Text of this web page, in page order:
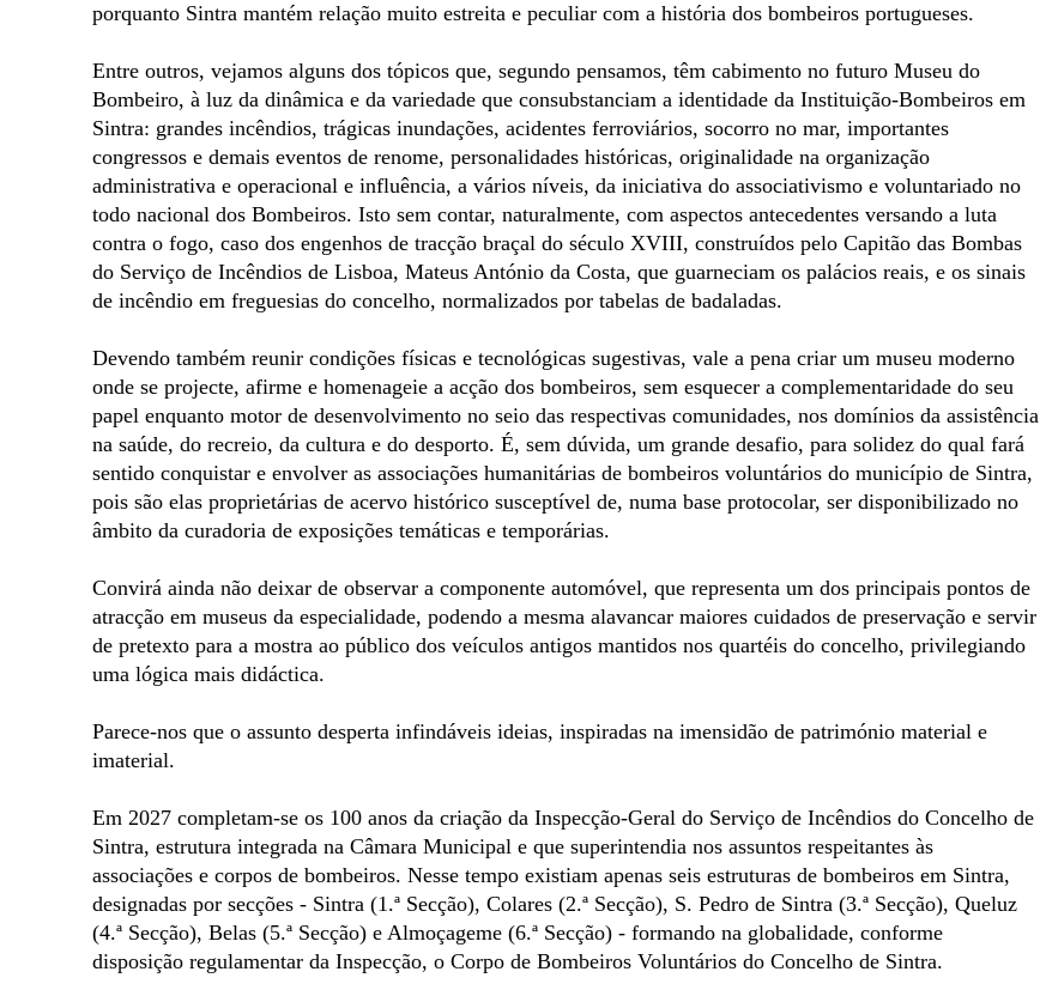
porquanto Sintra mantém relação muito estreita e peculiar com a história dos bombeiros portugueses.
Entre outros, vejamos alguns dos tópicos que, segundo pensamos, têm cabimento no futuro Museu do
Bombeiro, à luz da dinâmica e da variedade que consubstanciam a identidade da Instituição-Bombeiros em
Sintra: grandes incêndios, trágicas inundações, acidentes ferroviários, socorro no mar, importantes
congressos e demais eventos de renome, personalidades históricas, originalidade na organização
administrativa e operacional e influência, a vários níveis, da iniciativa do associativismo e voluntariado no
todo nacional dos Bombeiros. Isto sem contar, naturalmente, com aspectos antecedentes versando a luta
contra o fogo, caso dos engenhos de tracção braçal do século XVIII, construídos pelo Capitão das Bombas
do Serviço de Incêndios de Lisboa, Mateus António da Costa, que guarneciam os palácios reais, e os sinais
de incêndio em freguesias do concelho, normalizados por tabelas de badaladas.
Devendo também reunir condições físicas e tecnológicas sugestivas, vale a pena criar um museu moderno
onde se projecte, afirme e homenageie a acção dos bombeiros, sem esquecer a complementaridade do seu
papel enquanto motor de desenvolvimento no seio das respectivas comunidades, nos domínios da assistência
na saúde, do recreio, da cultura e do desporto. É, sem dúvida, um grande desafio, para solidez do qual fará
sentido conquistar e envolver as associações humanitárias de bombeiros voluntários do município de Sintra,
pois são elas proprietárias de acervo histórico susceptível de, numa base protocolar, ser disponibilizado no
âmbito da curadoria de exposições temáticas e temporárias.
Convirá ainda não deixar de observar a componente automóvel, que representa um dos principais pontos de
atracção em museus da especialidade, podendo a mesma alavancar maiores cuidados de preservação e servir
de pretexto para a mostra ao público dos veículos antigos mantidos nos quartéis do concelho, privilegiando
uma lógica mais didáctica.
Parece-nos que o assunto desperta infindáveis ideias, inspiradas na imensidão de património material e
imaterial.
Em 2027 completam-se os 100 anos da criação da Inspecção-Geral do Serviço de Incêndios do Concelho de
Sintra, estrutura integrada na Câmara Municipal e que superintendia nos assuntos respeitantes às
associações e corpos de bombeiros. Nesse tempo existiam apenas seis estruturas de bombeiros em Sintra,
designadas por secções - Sintra (1.ª Secção), Colares (2.ª Secção), S. Pedro de Sintra (3.ª Secção), Queluz
(4.ª Secção), Belas (5.ª Secção) e Almoçageme (6.ª Secção) - formando na globalidade, conforme
disposição regulamentar da Inspecção, o Corpo de Bombeiros Voluntários do Concelho de Sintra.